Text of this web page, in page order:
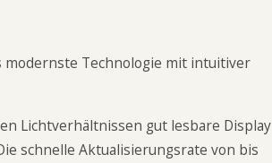
modernste Technologie mit intuitiver
Lichtverhältnissen gut lesbare Display
schnelle Aktualisierungsrate von bis